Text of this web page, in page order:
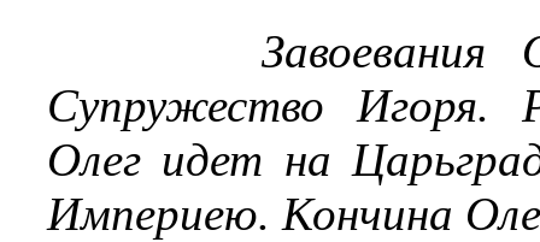
Завоевания
Супружество Игоря.
Олег идет на
Империею. Кончина